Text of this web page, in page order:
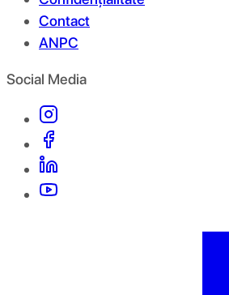
Contact
ANPC
Social Media